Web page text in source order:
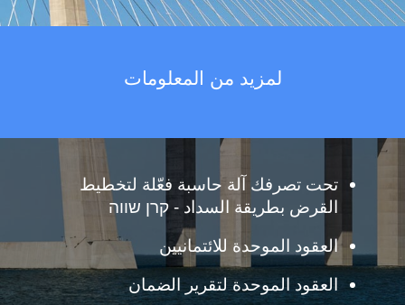
لمزيد من المعلومات
تحت تصرفك آلة حاسبة فعّلة لتخطيط
القرض بطريقة السداد - קרן שווה
العقود الموحدة للائتمانيين
العقود الموحدة لتقرير الضمان